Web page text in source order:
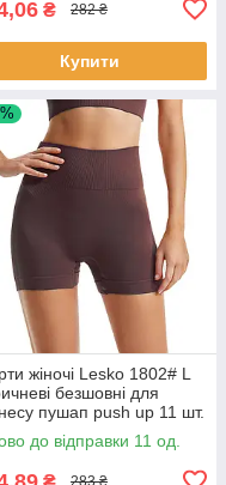
₴ 282 ₴
Купити
жіночі Lesko 1802# L
безшовні для
пушап push up 11 шт.
до відправки 11 од.